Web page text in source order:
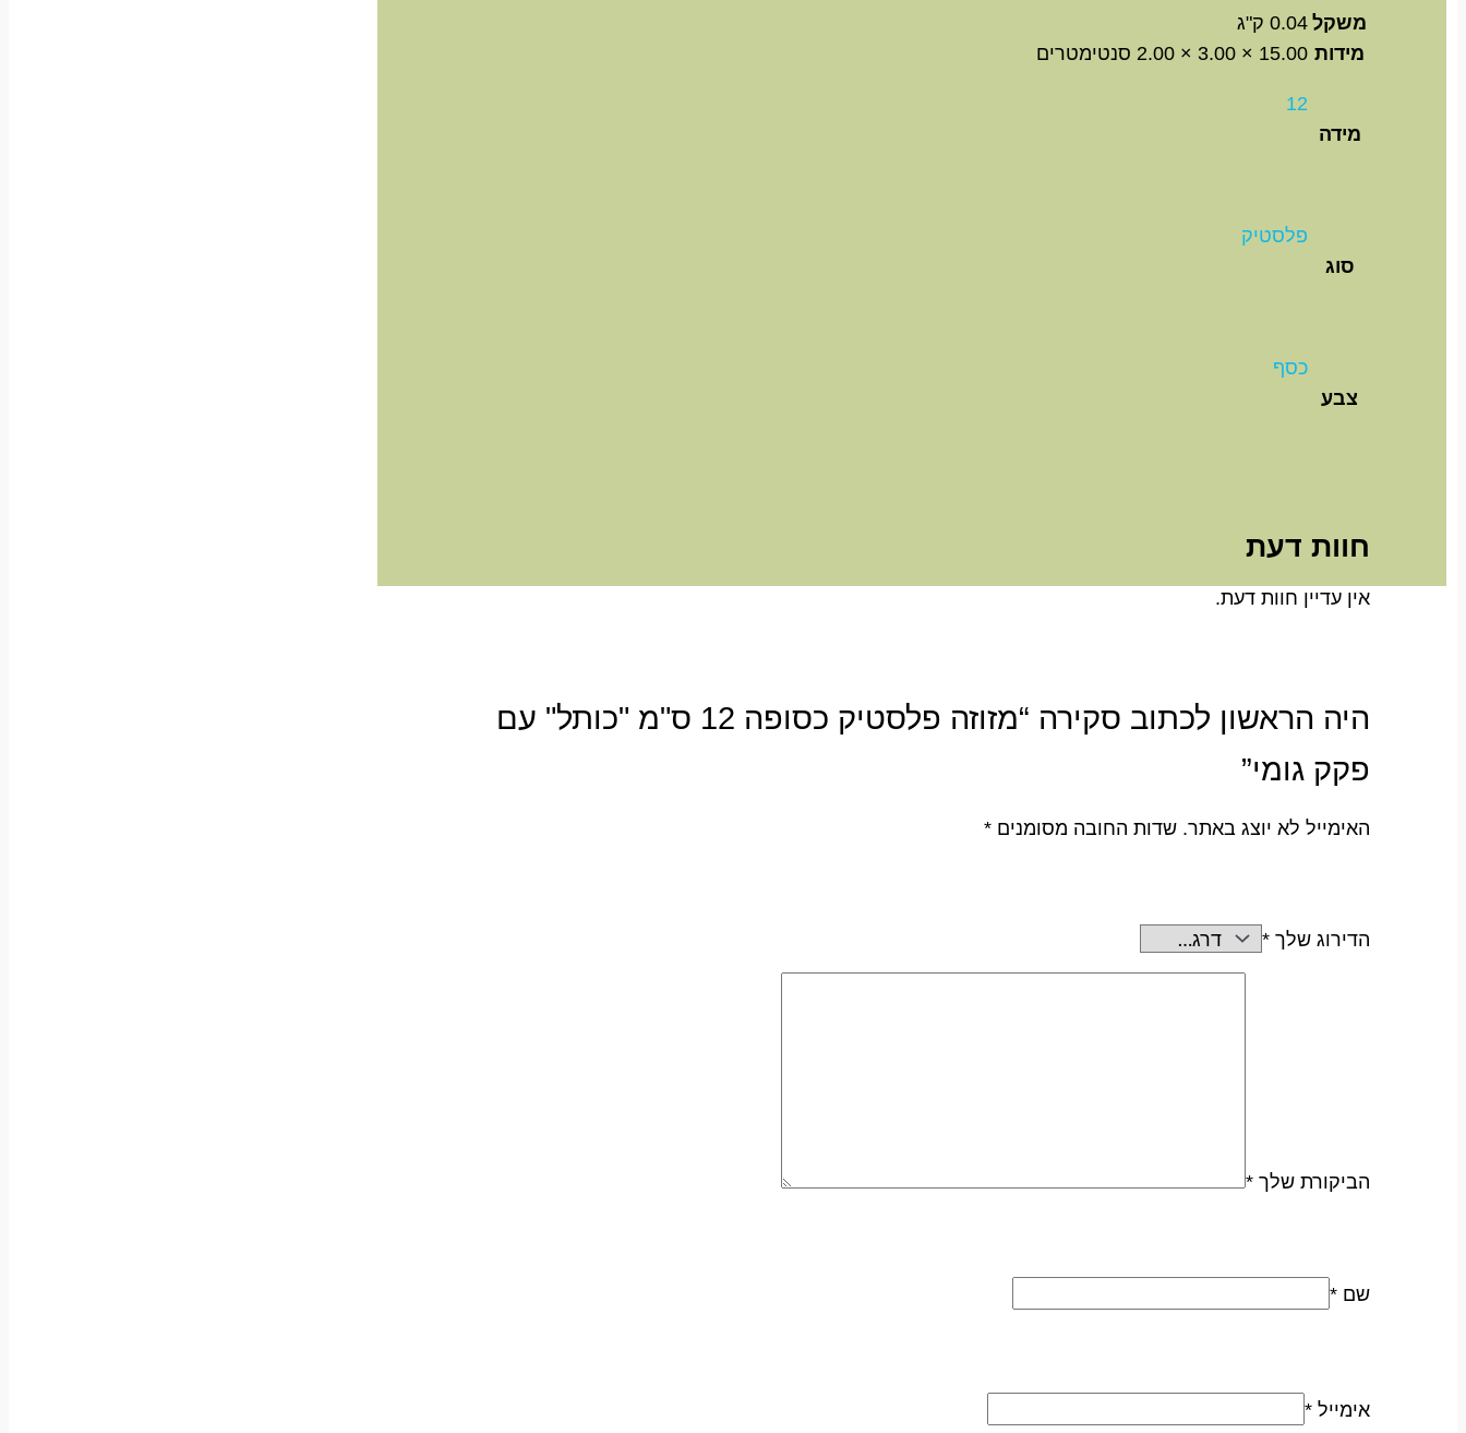
משקל 0.04 ק"ג
מידות 15.00 × 3.00 × 2.00 סנטימטרים
מידה
12
סוג
פלסטיק
צבע
כסף
חוות דעת
אין עדיין חוות דעת.
היה הראשון לכתוב סקירה “מזוזה פלסטיק כסופה 12 ס"מ "כותל" עם
פקק גומי”
האימייל לא יוצג באתר. שדות החובה מסומנים *
הדירוג שלך *
הביקורת שלך *
שם *
אימייל *